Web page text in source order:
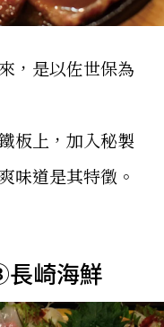
，是以佐世保為
板上，加入秘製
味道是其特徵。
崎海鮮